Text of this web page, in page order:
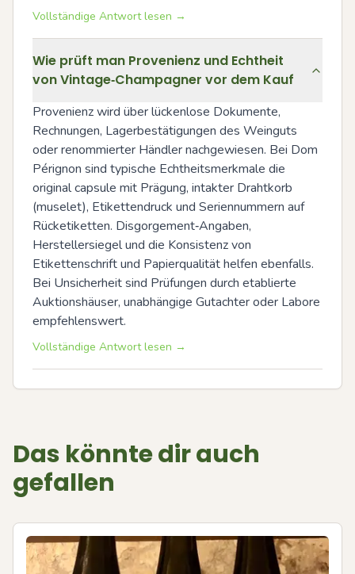
Vollständige Antwort lesen →
Wie prüft man Provenienz und Echtheit
von Vintage‑Champagner vor dem Kauf
Provenienz wird über lückenlose Dokumente,
Rechnungen, Lagerbestätigungen des Weinguts
oder renommierter Händler nachgewiesen. Bei Dom
Pérignon sind typische Echtheitsmerkmale die
original capsule mit Prägung, intakter Drahtkorb
(muselet), Etikettendruck und Seriennummern auf
Rücketiketten. Disgorgement‑Angaben,
Herstellersiegel und die Konsistenz von
Etikettenschrift und Papierqualität helfen ebenfalls.
Bei Unsicherheit sind Prüfungen durch etablierte
Auktionshäuser, unabhängige Gutachter oder Labore
empfehlenswert.
Vollständige Antwort lesen →
Das könnte dir auch
gefallen